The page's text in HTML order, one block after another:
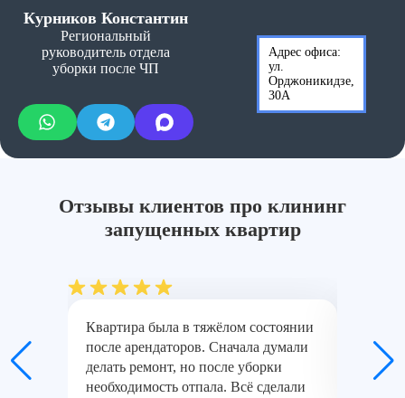
Курников Константин
Региональный
руководитель отдела
уборки после ЧП
Адрес офиса:
ул.
Орджоникидзе,
30А
Отзывы клиентов про клининг
запущенных квартир
Квартира была в тяжёлом состоянии
после арендаторов. Сначала думали
делать ремонт, но после уборки
необходимость отпала. Всё сделали
потом